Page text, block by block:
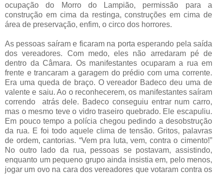
ocupação do Morro do Lampião, permissão para a
construção em cima da restinga, construções em cima de
área de preservação, enfim, o circo dos horrores.
As pessoas saíram e ficaram na porta esperando pela saída
dos vereadores. Com medo, eles não arredaram pé de
dentro da Câmara. Os manifestantes ocuparam a rua em
frente e trancaram a garagem do prédio com uma corrente.
Era uma queda de braço. O vereador Badeco deu uma de
valente e saiu. Ao o reconhecerem, os manifestantes saíram
correndo atrás dele. Badeco conseguiu entrar num carro,
mas o mesmo teve o vidro traseiro quebrado. Ele escapuliu.
Em pouco tempo a polícia chegou pedindo a desobstrução
da rua. E foi todo aquele clima de tensão. Gritos, palavras
de ordem, cantorias. “Vem pra luta, vem, contra o cimento!”
No outro lado da rua, pessoas se postavam, assistindo,
enquanto um pequeno grupo ainda insistia em, pelo menos,
jogar um ovo na cara dos vereadores que votaram contra os